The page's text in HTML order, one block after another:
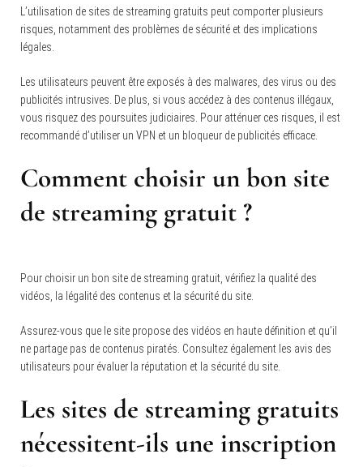
L’utilisation de sites de streaming gratuits peut comporter plusieurs
risques, notamment des problèmes de sécurité et des implications
légales.
Les utilisateurs peuvent être exposés à des malwares, des virus ou des
publicités intrusives. De plus, si vous accédez à des contenus illégaux,
vous risquez des poursuites judiciaires. Pour atténuer ces risques, il est
recommandé d’utiliser un VPN et un bloqueur de publicités efficace.
Comment choisir un bon site
de streaming gratuit ?
Pour choisir un bon site de streaming gratuit, vérifiez la qualité des
vidéos, la légalité des contenus et la sécurité du site.
Assurez-vous que le site propose des vidéos en haute définition et qu’il
ne partage pas de contenus piratés. Consultez également les avis des
utilisateurs pour évaluer la réputation et la sécurité du site.
Les sites de streaming gratuits
nécessitent-ils une inscription